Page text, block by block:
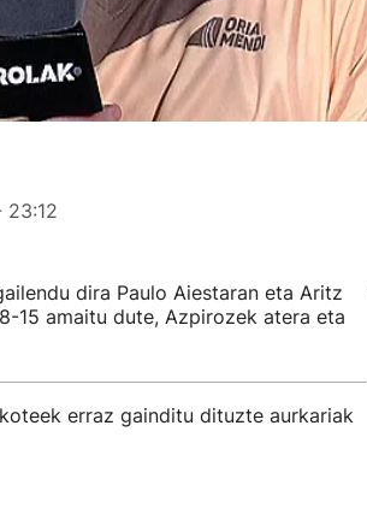
dira Paulo Aiestaran eta Aritz
15 amaitu dute, Azpirozek atera eta
erraz gainditu dituzte aurkariak